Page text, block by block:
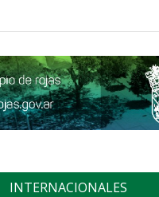
INTERNACIONALES